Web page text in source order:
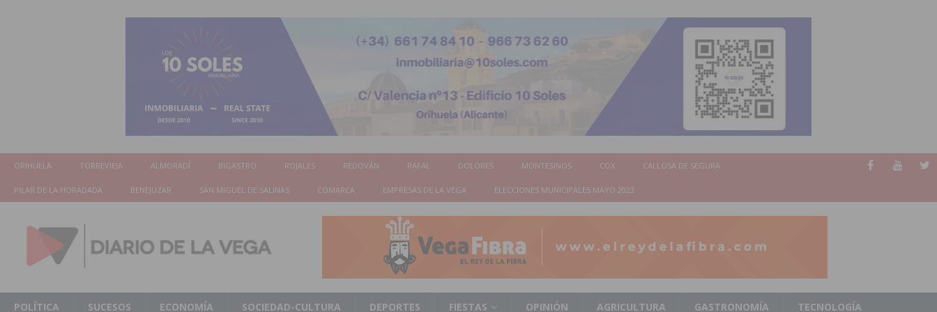
ORIHUELA TORREVIEJA ALMORADÍ BIGASTRO ROJALES REDOVÁN RAFAL DOLORES MONTESINOS COX CALLOSA DE SEGURA
PILAR DE LA HORADADA BENEJUZAR SAN MIGUEL DE SALINAS COMARCA EMPRESAS DE LA VEGA ELECCIONES MUNICIPALES MAYO 2023
POLÍTICA SUCESOS ECONOMÍA SOCIEDAD-CULTURA DEPORTES FIESTAS OPINIÓN AGRICULTURA GASTRONOMÍA TECNOLOGÍA